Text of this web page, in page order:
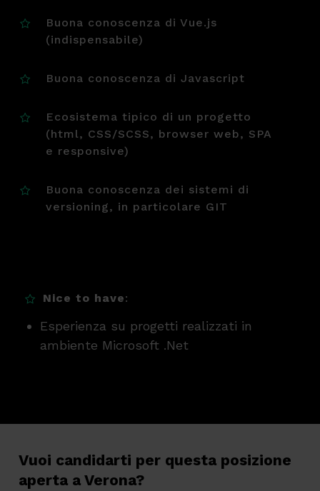
Buona conoscenza di Vue.js
(indispensabile)
Buona conoscenza di Javascript
Ecosistema tipico di un progetto
(html, CSS/SCSS, browser web, SPA
e responsive)
Buona conoscenza dei sistemi di
versioning, in particolare GIT
Nice to have:
Esperienza su progetti realizzati in
ambiente Microsoft .Net
Vuoi candidarti per questa posizione
aperta a Verona?